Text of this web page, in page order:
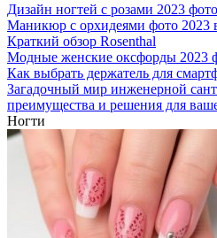
Дизайн ногтей с розами 2023
Маникюр с орхидеями фото 2023
Краткий обзор Rosenthal
Модные женские оксфорды 2023
Как выбрать держатель для
Загадочный мир инженерной
преимущества и решения для
Ногти